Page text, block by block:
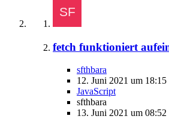
fetch funktioniert
sfthbara
12. Juni 2021 um 18:15
JavaScript
sfthbara
13. Juni 2021 um 08:52